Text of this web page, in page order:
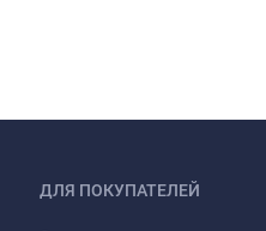
ДЛЯ ПОКУПАТЕЛЕЙ